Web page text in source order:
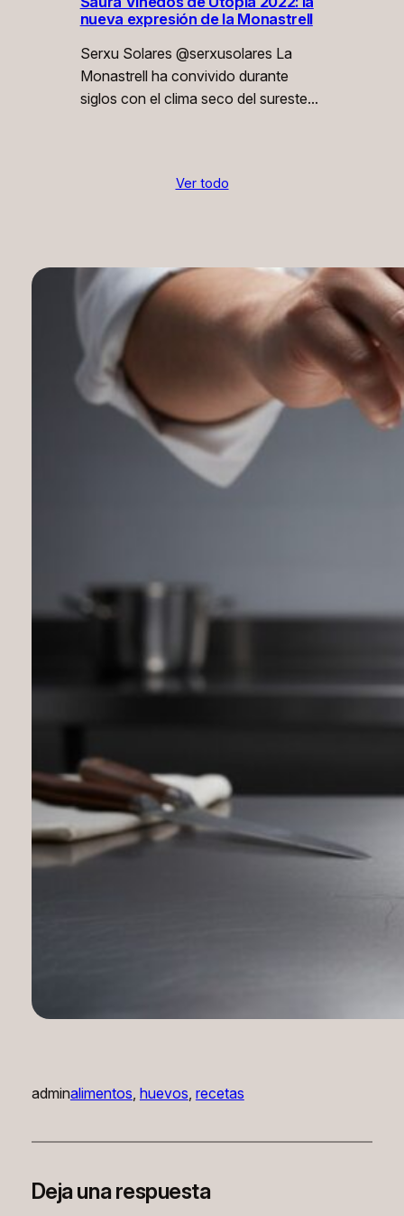
nueva expresión de la Monastrell
Serxu Solares @serxusolares La
Monastrell ha convivido durante
siglos con el clima seco del sureste…
Ver todo
adminalimentos, huevos, recetas
Deja una respuesta